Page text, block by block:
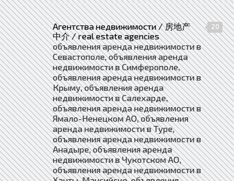
Агентства недвижимости / 房地产
中介 / real estate agencies
20
объявления аренда недвижимости в
Севастополе, объявления аренда
недвижимости в Симферополе,
объявления аренда недвижимости в
Крыму, объявления аренда
недвижимости в Салехарде,
объявления аренда недвижимости в
Ямало-Ненецком АО, объявления
аренда недвижимости в Туре,
объявления аренда недвижимости в
Анадыре, объявления аренда
недвижимости в Чукотском АО,
объявления аренда недвижимости в